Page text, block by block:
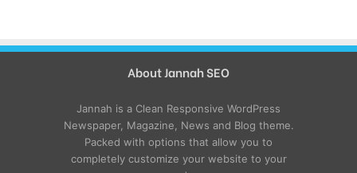
About Jannah SEO
Jannah is a Clean Responsive WordPress
Newspaper, Magazine, News and Blog theme.
Packed with options that allow you to
completely customize your website to your